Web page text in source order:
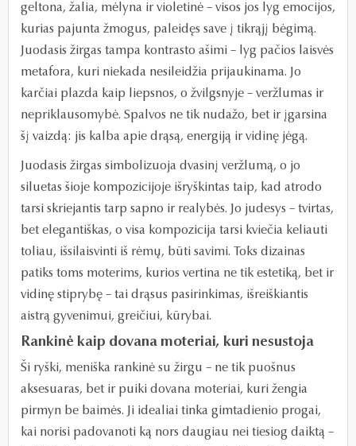
geltona, žalia, mėlyna ir violetinė – visos jos lyg emocijos,
kurias pajunta žmogus, paleidęs save į tikrąjį bėgimą.
Juodasis žirgas tampa kontrasto ašimi – lyg pačios laisvės
metafora, kuri niekada nesileidžia prijaukinama. Jo
karčiai plazda kaip liepsnos, o žvilgsnyje – veržlumas ir
nepriklausomybė. Spalvos ne tik nudažo, bet ir įgarsina
šį vaizdą: jis kalba apie drąsą, energiją ir vidinę jėgą.
Juodasis žirgas simbolizuoja dvasinį veržlumą, o jo
siluetas šioje kompozicijoje išryškintas taip, kad atrodo
tarsi skriejantis tarp sapno ir realybės. Jo judesys – tvirtas,
bet elegantiškas, o visa kompozicija tarsi kviečia keliauti
toliau, išsilaisvinti iš rėmų, būti savimi. Toks dizainas
patiks toms moterims, kurios vertina ne tik estetiką, bet ir
vidinę stiprybę – tai drąsus pasirinkimas, išreiškiantis
aistrą gyvenimui, greičiui, kūrybai.
Rankinė kaip dovana moteriai, kuri nesustoja
Ši ryški, meniška rankinė su žirgu – ne tik puošnus
aksesuaras, bet ir puiki dovana moteriai, kuri žengia
pirmyn be baimės. Ji idealiai tinka gimtadienio progai,
kai norisi padovanoti ką nors daugiau nei tiesiog daiktą –